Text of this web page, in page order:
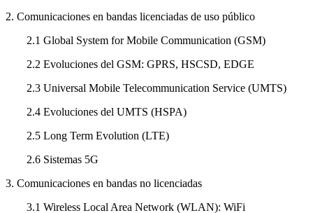
2. Comunicaciones en bandas licenciadas de uso público
2.1 Global System for Mobile Communication (GSM)
2.2 Evoluciones del GSM: GPRS, HSCSD, EDGE
2.3 Universal Mobile Telecommunication Service (UMTS)
2.4 Evoluciones del UMTS (HSPA)
2.5 Long Term Evolution (LTE)
2.6 Sistemas 5G
3. Comunicaciones en bandas no licenciadas
3.1 Wireless Local Area Network (WLAN): WiFi